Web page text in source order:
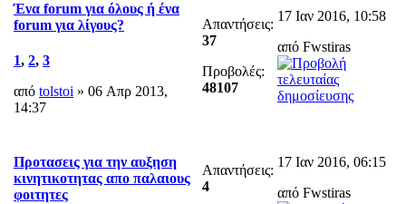
Ένα forum για όλους ή ένα
forum για λίγους?
1, 2, 3
από tolstoi » 06 Απρ 2013,
14:37
Απαντήσεις:
37
Προβολές:
48107
17 Ιαν 2016, 10:58
από Fwstiras
Προτασεις για την αυξηση
κινητικοτητας απο παλαιους
φοιτητες
Απαντήσεις:
4
17 Ιαν 2016, 06:15
από Fwstiras